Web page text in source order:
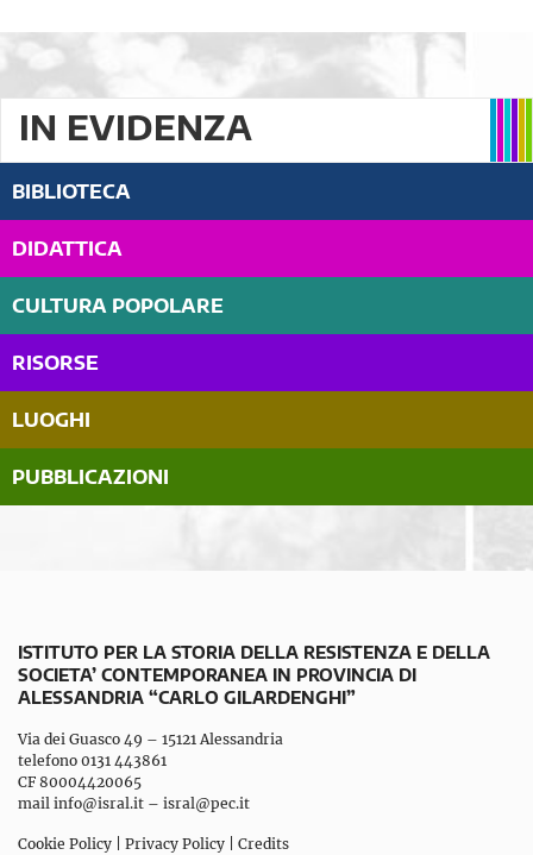
IN EVIDENZA
BIBLIOTECA
DIDATTICA
CULTURA POPOLARE
RISORSE
LUOGHI
PUBBLICAZIONI
ISTITUTO PER LA STORIA DELLA RESISTENZA E DELLA
SOCIETA’ CONTEMPORANEA IN PROVINCIA DI
ALESSANDRIA “CARLO GILARDENGHI”
Via dei Guasco 49 – 15121 Alessandria
telefono 0131 443861
CF 80004420065
mail info@isral.it – isral@pec.it
Cookie Policy Privacy Policy Credits